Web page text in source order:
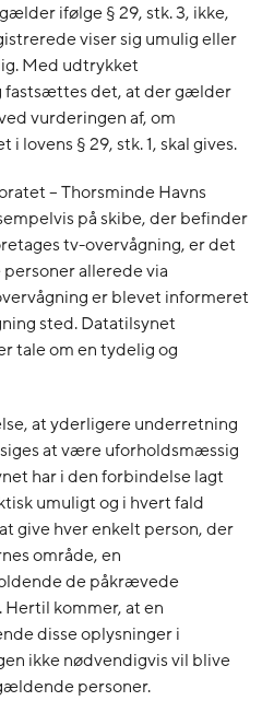
ifølge § 29, stk. 3, ikke,
viser sig umulig eller
Med udtrykket
fastsættes det, at der gælder
vurderingen af, om
lovens § 29, stk. 1, skal gives.
– Thorsminde Havns
på skibe, der befinder
tv-overvågning, er det
allerede via
er blevet informeret
sted. Datatilsynet
tale om en tydelig og
at yderligere underretning
at være uforholdsmæssig
har i den forbindelse lagt
umuligt og i hvert fald
give hver enkelt person, der
område, en
de påkrævede
Hertil kommer, at en
disse oplysninger i
ikke nødvendigvis vil blive
personer.